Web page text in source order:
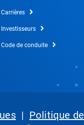
Carrières
Investisseurs
Code de conduite
| Politique de